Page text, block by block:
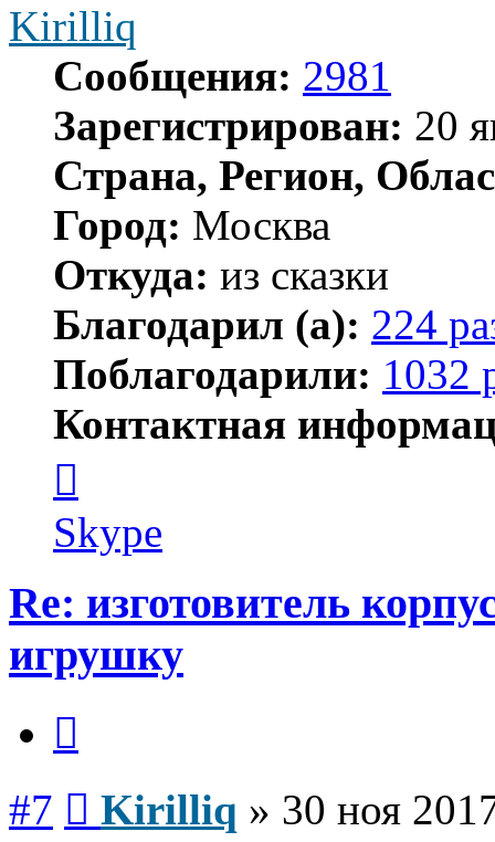
Kirilliq
Сообщения: 2981
Зарегистрирован: 20
Страна, Регион,
Город: Москва
Откуда: из сказки
Благодарил (а): 224
Поблагодарили: 1032
Контактная
пользователя
Kirilliq
Skype
Re: изготовитель
игрушку
#7 Kirilliq » 30 ноя